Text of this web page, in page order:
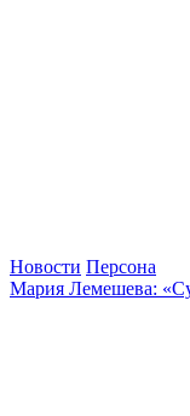
Новости Персона
Мария Лемешева: